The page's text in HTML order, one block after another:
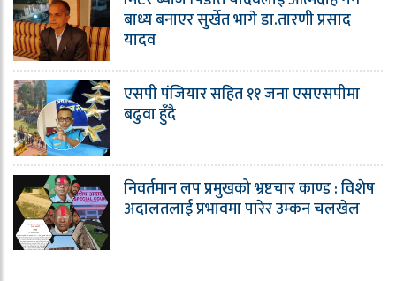
बाध्य बनाएर सुर्खेत भागे डा.तारणी प्रसाद
यादव
एसपी पंजियार सहित ११ जना एसएसपीमा
बढुवा हुँदै
निवर्तमान लप प्रमुखको भ्रष्टचार काण्ड : विशेष
अदालतलाई प्रभावमा पारेर उम्कन चलखेल